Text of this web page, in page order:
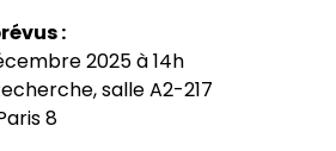
:
2025 à 14h
salle A2-217
8